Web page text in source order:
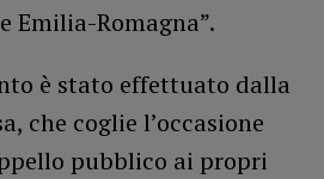
Emilia-Romagna”.
è stato effettuato dalla
che coglie l’occasione
pubblico ai propri